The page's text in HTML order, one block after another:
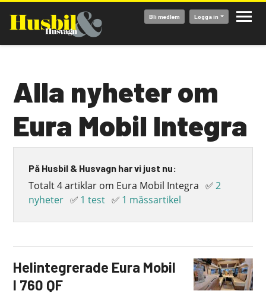
huvudinnehåll
Bli medlem Logga in
Alla nyheter om
Eura Mobil Integra
På Husbil & Husvagn har vi just nu:
Totalt 4 artiklar om Eura Mobil Integra ✅2
nyheter ✅ 1 test ✅ 1 mässartikel
Helintegrerade Eura Mobil
I 760 QF